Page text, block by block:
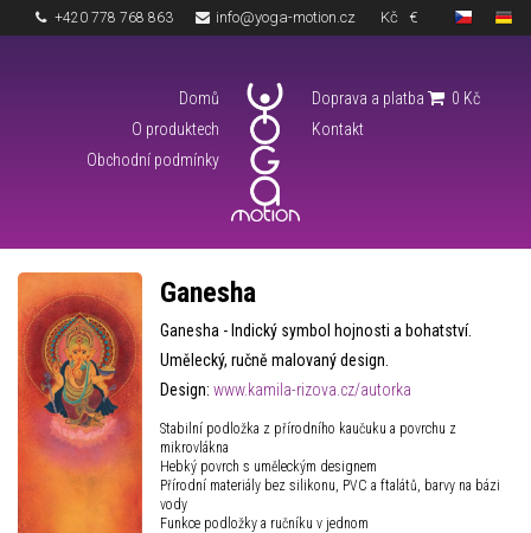
+420 778 768 863 info@yoga-motion.cz Kč €
Domů
O produktech
Obchodní podmínky
Doprava a platba
Kontakt
0 Kč
Ganesha
Ganesha - Indický symbol hojnosti a bohatství.
Umělecký, ručně malovaný design.
Design: www.kamila-rizova.cz/autorka
Stabilní podložka z přírodního kaučuku a povrchu z
mikrovlákna
Hebký povrch s uměleckým designem
Přírodní materiály bez silikonu, PVC a ftalátů, barvy na bázi
vody
Funkce podložky a ručníku v jednom